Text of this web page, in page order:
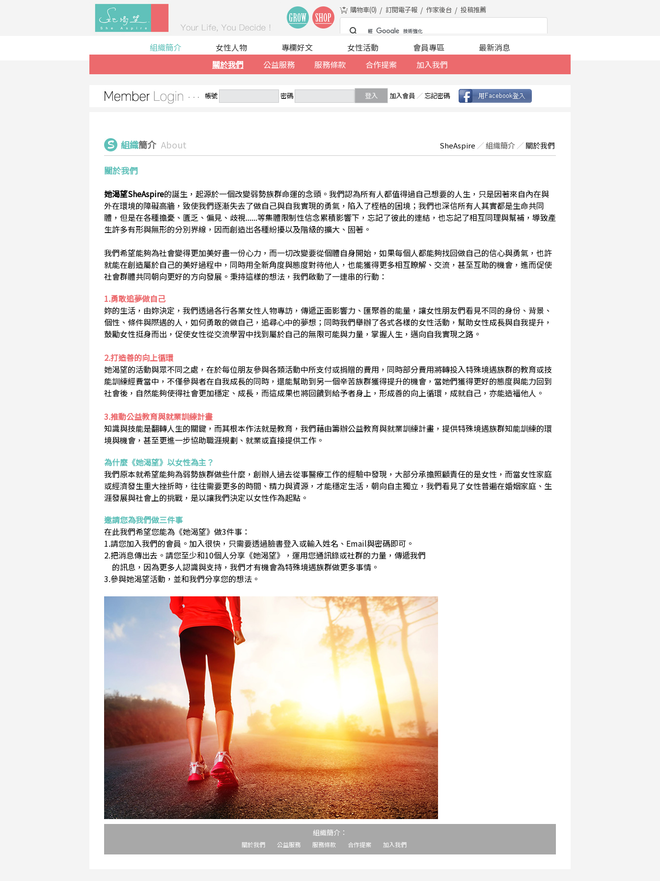
購物車(0) 訂閱電子報 作家後台 投稿推薦
組織簡介
關於我們
公益服務 服務條款 合作提案 加入我們
女性人物 專欄好文 女性活動 會員專區 最新消息
帳號 密碼 登入 加入會員 ／ 忘記密碼
組織簡介 About SheAspire ／組織簡介 ／ 關於我們
關於我們
她渴望SheAspire的誕生，起源於一個改變弱勢族群命運的念頭。我們認為所有人都值得過自己想要的人生，只是因著來自內在與
外在環境的障礙高牆，致使我們逐漸失去了做自己與自我實現的勇氣，陷入了桎梏的困境；我們也深信所有人其實都是生命共同
體，但是在各種擔憂、匱乏、偏見、歧視......等集體限制性信念累積影響下，忘記了彼此的連結，也忘記了相互同理與幫補，導致產
生許多有形與無形的分別界線，因而創造出各種紛擾以及階級的擴大、固著。
我們希望能夠為社會變得更加美好盡一份心力，而一切改變要從個體自身開始，如果每個人都能夠找回做自己的信心與勇氣，也許
就能在創造屬於自己的美好過程中，同時用全新角度與態度對待他人，也能獲得更多相互瞭解、交流，甚至互助的機會，進而促使
社會群體共同朝向更好的方向發展。秉持這樣的想法，我們啟動了一連串的行動：
1.勇敢追夢做自己
妳的生活，由妳決定，我們透過各行各業女性人物專訪，傳遞正面影響力、匯聚善的能量，讓女性朋友們看見不同的身份、背景、
個性、條件與際遇的人，如何勇敢的做自己，追尋心中的夢想；同時我們舉辦了各式各樣的女性活動，幫助女性成長與自我提升，
鼓勵女性挺身而出，促使女性從交流學習中找到屬於自己的無限可能與力量，掌握人生，邁向自我實現之路。
2.打造善的向上循環
她渴望的活動與眾不同之處，在於每位朋友參與各類活動中所支付或捐贈的費用，同時部分費用將轉投入特殊境遇族群的教育或技
能訓練經費當中，不僅參與者在自我成長的同時，還能幫助到另一個辛苦族群獲得提升的機會，當她們獲得更好的態度與能力回到
社會後，自然能夠使得社會更加穩定、成長，而這成果也將回饋到給予者身上，形成善的向上循環，成就自己，亦能造福他人。
3.推動公益教育與就業訓練計畫
知識與技能是翻轉人生的關鍵，而其根本作法就是教育，我們藉由籌辦公益教育與就業訓練計畫，提供特殊境遇族群知能訓練的環
境與機會，甚至更進一步協助職涯規劃、就業或直接提供工作。
為什麼《她渴望》以女性為主？
我們原本就希望能夠為弱勢族群做些什麼，創辦人過去從事醫療工作的經驗中發現，大部分承擔照顧責任的是女性，而當女性家庭
或經濟發生重大挫折時，往往需要更多的時間、精力與資源，才能穩定生活，朝向自主獨立，我們看見了女性普遍在婚姻家庭、生
涯發展與社會上的挑戰，是以讓我們決定以女性作為起點。
邀請您為我們做三件事
在此我們希望您能為《她渴望》做3件事：
1.請您加入我們的會員。加入很快，只需要透過臉書登入或輸入姓名、Email與密碼即可。
2.把消息傳出去。請您至少和10個人分享《她渴望》，運用您通訊錄或社群的力量，傳遞我們
的訊息，因為更多人認識與支持，我們才有機會為特殊境遇族群做更多事情。
3.參與她渴望活動，並和我們分享您的想法。
組織簡介：
關於我們 公益服務 服務條款 合作提案 加入我們